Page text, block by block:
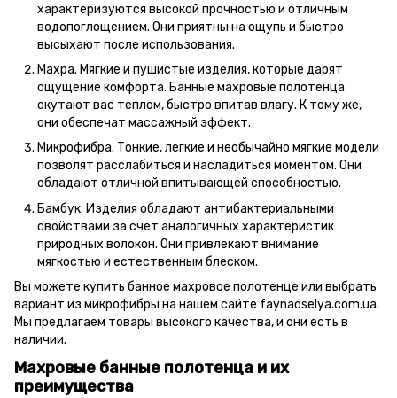
характеризуются высокой прочностью и отличным
водопоглощением. Они приятны на ощупь и быстро
высыхают после использования.
Махра. Мягкие и пушистые изделия, которые дарят
ощущение комфорта. Банные махровые полотенца
окутают вас теплом, быстро впитав влагу. К тому же,
они обеспечат массажный эффект.
Микрофибра. Тонкие, легкие и необычайно мягкие модели
позволят расслабиться и насладиться моментом. Они
обладают отличной впитывающей способностью.
Бамбук. Изделия обладают антибактериальными
свойствами за счет аналогичных характеристик
природных волокон. Они привлекают внимание
мягкостью и естественным блеском.
Вы можете купить банное махровое полотенце или выбрать
вариант из микрофибры на нашем сайте faynaoselya.com.ua.
Мы предлагаем товары высокого качества, и они есть в
наличии.
Махровые банные полотенца и их
преимущества